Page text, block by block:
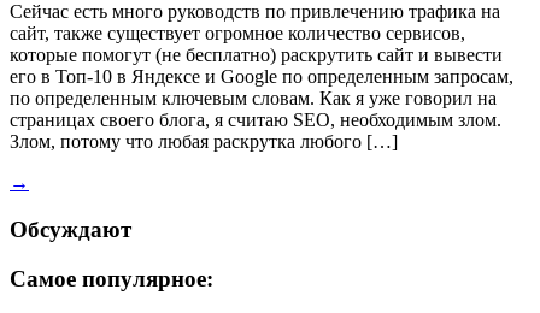
Сейчас есть много руководств по привлечению трафика на
сайт, также существует огромное количество сервисов,
которые помогут (не бесплатно) раскрутить сайт и вывести
его в Топ-10 в Яндексе и Google по определенным запросам,
по определенным ключевым словам. Как я уже говорил на
страницах своего блога, я считаю SEO, необходимым злом.
Злом, потому что любая раскрутка любого […]
→
Обсуждают
Самое популярное: